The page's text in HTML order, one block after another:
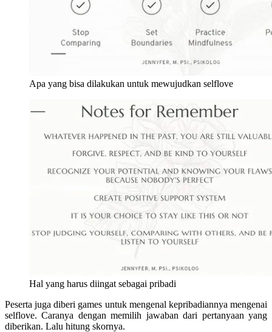
Apa yang bisa dilakukan untuk mewujudkan selflove
Hal yang harus diingat sebagai pribadi
Peserta juga diberi games untuk mengenal kepribadiannya mengenai
selflove. Caranya dengan memilih jawaban dari pertanyaan yang
diberikan. Lalu hitung skornya.